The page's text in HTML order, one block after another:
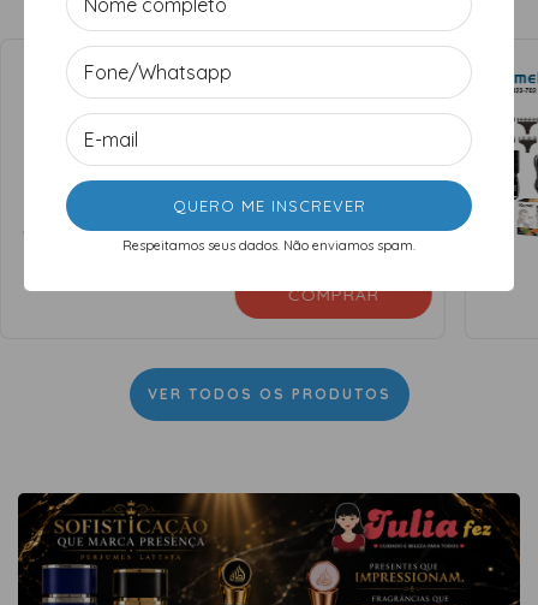
15% OFF
Maquina de Corte
Silêncio
R$109,99
R$105,59no PIX
6x deR$18,33sem juros
COMPRAR
VER TODOS OS PRODUTOS
Respeitamos seus dados. Não enviamos spam.